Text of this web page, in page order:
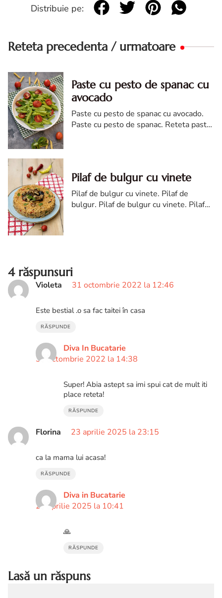
Distribuie pe:
Reteta precedenta / urmatoare
Paste cu pesto de spanac cu
avocado
Paste cu pesto de spanac cu avocado.
Paste cu pesto de spanac. Reteta paste
Pilaf de bulgur cu vinete
Pilaf de bulgur cu vinete. Pilaf de
bulgur. Pilaf de bulgur cu vinete. Pilaf
4 răspunsuri
Violeta 31 octombrie 2022 la 12:46
Este bestial .o sa fac taitei în casa
RĂSPUNDE
Diva In Bucatarie
31 octombrie 2022 la 14:38
Super! Abia astept sa imi spui cat de mult iti
place reteta!
RĂSPUNDE
Florina 23 aprilie 2025 la 23:15
ca la mama lui acasa!
RĂSPUNDE
Diva in Bucatarie
24 aprilie 2025 la 10:41
🙏
RĂSPUNDE
Lasă un răspuns